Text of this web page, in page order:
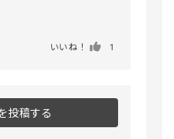
いいね！ 1
投稿する